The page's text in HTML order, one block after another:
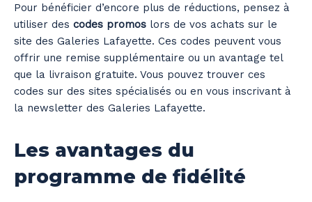
Pour bénéficier d’encore plus de réductions, pensez à
utiliser des codes promos lors de vos achats sur le
site des Galeries Lafayette. Ces codes peuvent vous
offrir une remise supplémentaire ou un avantage tel
que la livraison gratuite. Vous pouvez trouver ces
codes sur des sites spécialisés ou en vous inscrivant à
la newsletter des Galeries Lafayette.
Les avantages du
programme de fidélité